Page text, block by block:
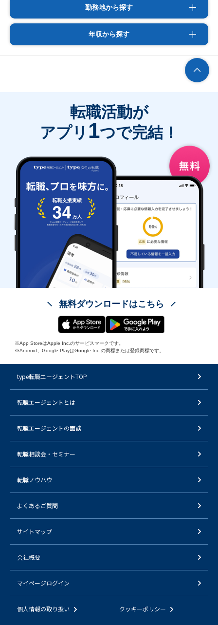
勤務地から探す
年収から探す
転職活動が
アプリ 1つで完結！
無料ダウンロードはこちら
※App StoreはApple Inc.のサービスマークです。
※Android、Google PlayはGoogle Inc.の商標または登録商標です。
type転職エージェントTOP
転職エージェントとは
転職エージェントの面談
転職相談会・セミナー
転職ノウハウ
よくあるご質問
サイトマップ
会社概要
マイページログイン
個人情報の取り扱い クッキーポリシー